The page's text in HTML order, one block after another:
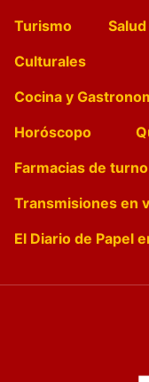
Turismo
Salud
Culturales
Cocina y
Horóscopo
Farmacias de turno
Transmisiones en
El Diario de Papel